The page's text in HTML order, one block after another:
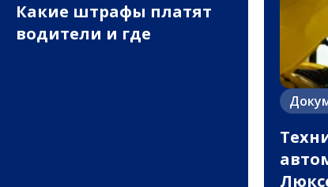
Какие штрафы платят
водители и где